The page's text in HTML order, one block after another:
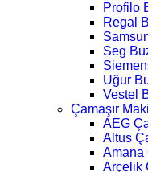
Profilo
Regal
Seg
Uğur
Vestel
Çamaşır
AEG
Altus
Amana
Arçelik